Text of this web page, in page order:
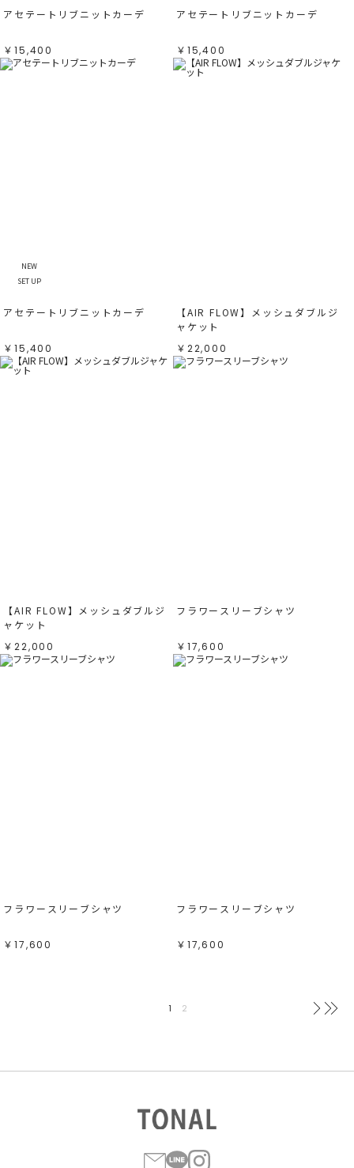
アセテートリブニットカーデ
￥15,400
アセテートリブニットカーデ
￥15,400
NEW
SET UP
アセテートリブニットカーデ
￥15,400
【AIR FLOW】メッシュダブルジ
ャケット
￥22,000
【AIR FLOW】メッシュダブルジ
ャケット
￥22,000
フラワースリーブシャツ
￥17,600
フラワースリーブシャツ
￥17,600
フラワースリーブシャツ
￥17,600
1 2 次へ